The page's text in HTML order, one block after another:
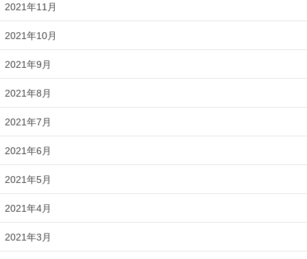
2021年11月
2021年10月
2021年9月
2021年8月
2021年7月
2021年6月
2021年5月
2021年4月
2021年3月